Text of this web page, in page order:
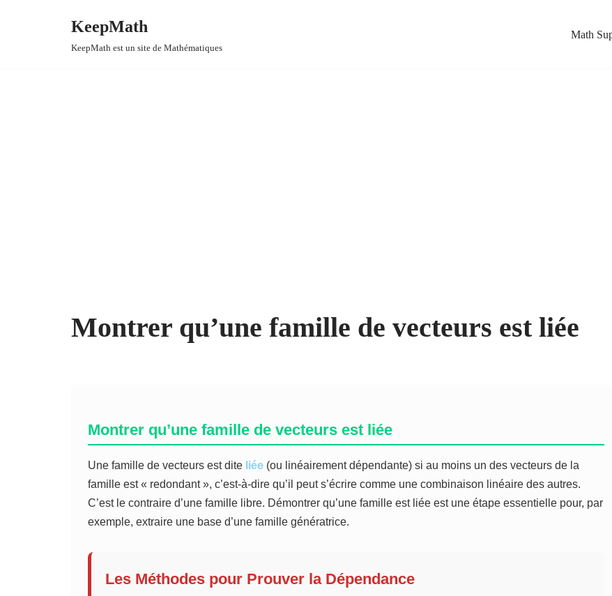
KeepMath
KeepMath est un site de Mathématiques
Math
Montrer qu’une famille de vecteurs est liée
Montrer qu’une famille de vecteurs est liée
Une famille de vecteurs est dite liée (ou linéairement dépendante) si au moins un des vecteurs de la
famille est « redondant », c’est-à-dire qu’il peut s’écrire comme une combinaison linéaire des autres.
C’est le contraire d’une famille libre. Démontrer qu’une famille est liée est une étape essentielle pour, par
exemple, extraire une base d’une famille génératrice.
Les Méthodes pour Prouver la Dépendance